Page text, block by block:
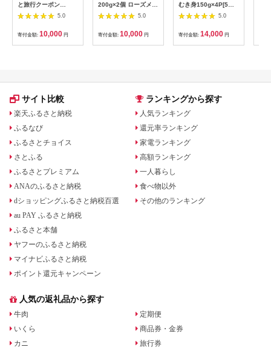
と旅行クーポン
（3,000円分）有効期
間3年（Eメール発
行）｜旅行 トラベル
予約 国内旅行 JTB 宿
泊 観光 体験 旅行券
人気 おすすめ 旅行ク
ン ネット予約 電話 有
5.0
寄付金額: 10,000 円
200g×2個 ローズメイ
[あんバター はちみ
つ 発酵バター あん
こ 水あめ不使用 秋
田県 大仙市]
5.0
寄付金額: 10,000 円
むき身150g×4P[5月
下旬以降発送] A-
5.0
寄付金額: 14,000 円
サイト比較
楽天ふるさと納税
ふるなび
ふるさとチョイス
さとふる
ふるさとプレミアム
ANAのふるさと納税
dショッピングふるさと納税百選
au PAY ふるさと納税
ふるさと本舗
ヤフーのふるさと納税
マイナビふるさと納税
ポイント還元キャンペーン
ランキングから探す
人気ランキング
還元率ランキング
家電ランキング
高額ランキング
一人暮らし
食べ物以外
その他のランキング
人気の返礼品から探す
牛肉
いくら
カニ
定期便
商品券・金券
旅行券